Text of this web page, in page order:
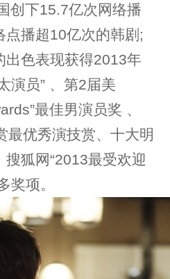
创下15.7亿次网络播
点播超10亿次的韩剧;
出色表现获得2013年
演员” 、第2届美
最佳男演员奖 、
最优秀演技赏、十大明
狐网“2013最受欢迎
奖项。